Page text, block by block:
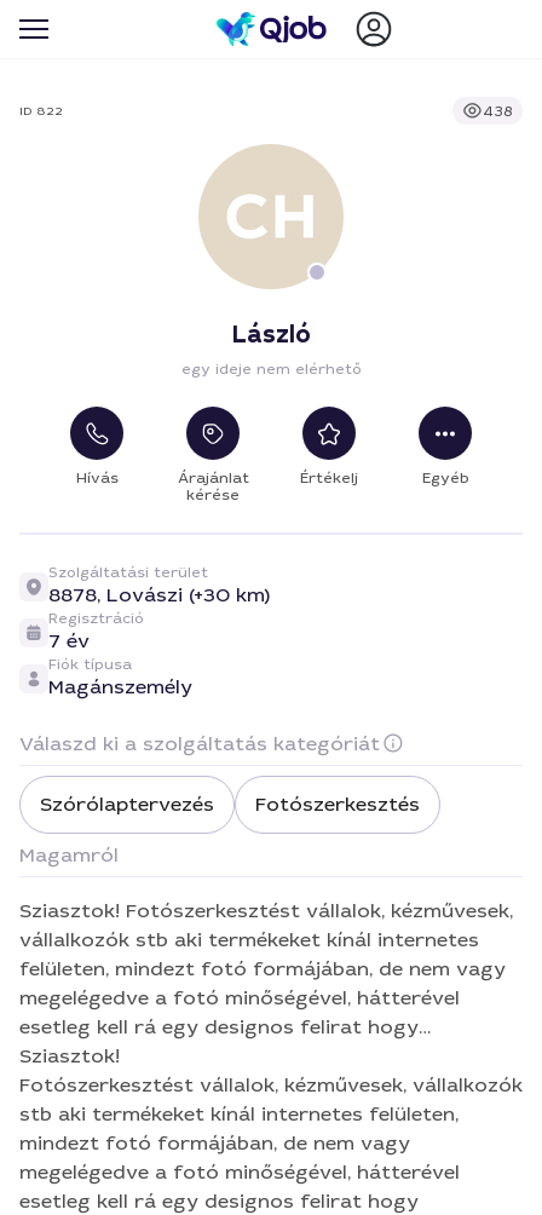
ID 822 438
László
egy ideje nem elérhető
Hívás
Árajánlat
kérése
Értékelj Egyéb
Szolgáltatási terület
8878, Lovászi (+30 km)
Regisztráció
7 év
Fiók típusa
Magánszemély
Válaszd ki a szolgáltatás kategóriát
Szórólaptervezés
Fotószerkesztés
Magamról
Sziasztok! Fotószerkesztést vállalok, kézművesek,
vállalkozók stb aki termékeket kínál internetes
felületen, mindezt fotó formájában, de nem vagy
megelégedve a fotó minőségével, hátterével
esetleg kell rá egy designos felirat hogy
eladhatóbb legyen a termék? Itt vagyok, keress
bizalommal!
Sziasztok!
Fotószerkesztést vállalok, kézművesek, vállalkozók
stb aki termékeket kínál internetes felületen,
mindezt fotó formájában, de nem vagy
megelégedve a fotó minőségével, hátterével
esetleg kell rá egy designos felirat hogy